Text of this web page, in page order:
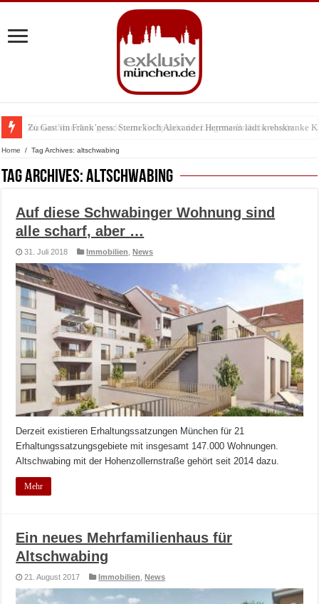
Zu Gast im Fränk’ness: Sternekoch Alexander Herrmann lädt krebskranke
Warum München gerade zum Treffpunkt der Lingerie-Branche wurde
Home / Tag Archives: altschwabing
Tag Archives:altschwabing
Auf diese Schwabinger Wohnung sind
alle scharf, aber …
31. Juli 2018 Immobilien ,News
Derzeit existieren Erhaltungssatzungen München für 21
Erhaltungssatzungsgebiete mit insgesamt 147.000 Wohnungen.
Altschwabing mit der Hohenzollernstraße gehört seit 2014 dazu.
Mehr
Ein neues Mehrfamilienhaus für
Altschwabing
21. August 2017 Immobilien ,News